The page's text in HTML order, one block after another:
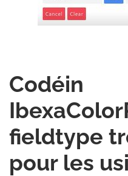
Codéin
fieldtype
pour les